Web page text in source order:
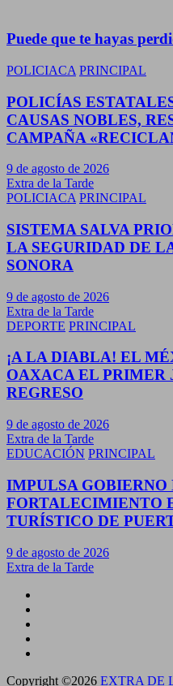
Puede que te hayas
POLICIACA PRINCIPAL
POLICÍAS
CAUSAS NOBLES,
CAMPAÑA
9 de agosto de 2026
Extra de la Tarde
POLICIACA PRINCIPAL
SISTEMA SALVA
LA SEGURIDAD DE
SONORA
9 de agosto de 2026
Extra de la Tarde
DEPORTE PRINCIPAL
¡A LA DIABLA! EL
OAXACA EL PRIMER
REGRESO
9 de agosto de 2026
Extra de la Tarde
EDUCACIÓN PRINCIPAL
IMPULSA GOBIERNO
FORTALECIMIENTO
TURÍSTICO DE
9 de agosto de 2026
Extra de la Tarde
Copyright ©2026 EXTRA DE